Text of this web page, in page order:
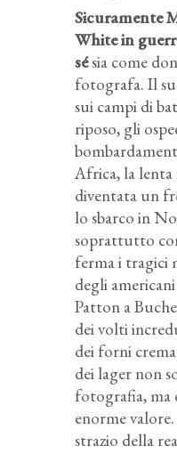
Sicuramente
White in
sésia come
fotografa. Il
sui campi di
riposo, gli
Africa, la
diventata un
lo sbarco in
soprattutto
ferma i tragici
degli
Patton a
dei volti
dei forni
dei lager non
fotografia, ma
enorme
strazio della